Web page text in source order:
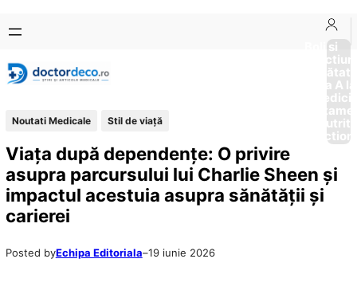
conținut
content
Boli si
Afectiuni
Sănătate
de la A
Noutati Medicale Stil de viaţă
Viața după dependențe: O privire
asupra parcursului lui Charlie Sheen și
impactul acestuia asupra sănătății și
carierei
Posted byEchipa Editoriala–19 iunie 2026